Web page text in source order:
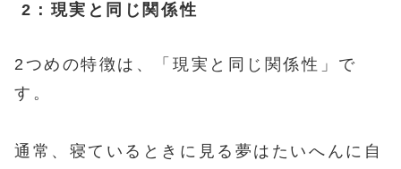
2：現実と同じ関係性
2つめの特徴は、「現実と同じ関係性」で
す。
通常、寝ているときに見る夢はたいへんに自